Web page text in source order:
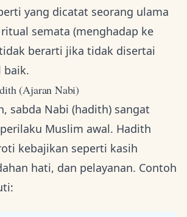
yang dicatat seorang ulama
semata (menghadap ke
berarti jika tidak disertai
baik.
(Ajaran Nabi)
sabda Nabi (hadith) sangat
Muslim awal. Hadith
kebajikan seperti kasih
hati, dan pelayanan. Contoh